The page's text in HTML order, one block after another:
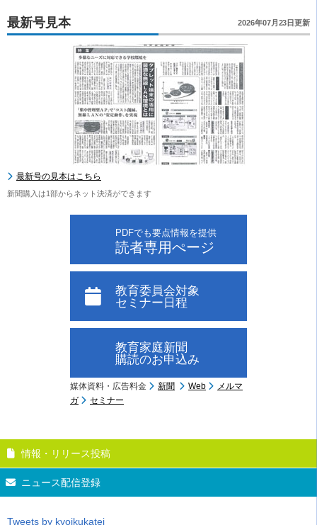
最新号見本 2026年07月23日更新
最新号の見本はこちら
新聞購入は1部からネット決済ができます
PDFでも要点情報を提供
読者専用ぺージ
教育委員会対象
セミナー日程
教育家庭新聞
購読のお申込み
媒体資料・広告料金 新聞 Web
メルマ
ガ
セミナー
情報・リリース投稿
ニュース配信登録
Tweets by kyoikukatei